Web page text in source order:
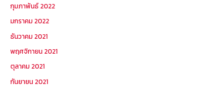
กุมภาพันธ์ 2022
มกราคม 2022
ธันวาคม 2021
พฤศจิกายน 2021
ตุลาคม 2021
กันยายน 2021